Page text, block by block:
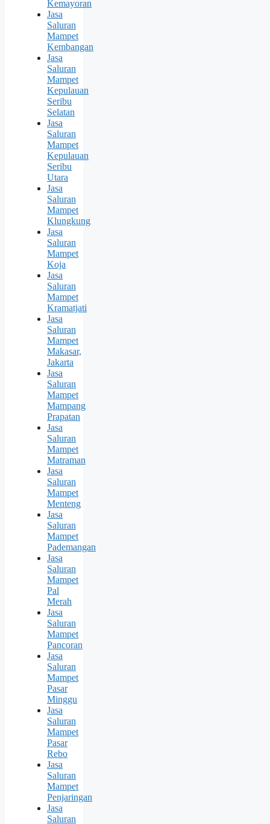
Kemayoran
Jasa
Saluran
Mampet
Kembangan
Jasa
Saluran
Mampet
Kepulauan
Seribu
Selatan
Jasa
Saluran
Mampet
Kepulauan
Seribu
Utara
Jasa
Saluran
Mampet
Klungkung
Jasa
Saluran
Mampet
Koja
Jasa
Saluran
Mampet
Kramatjati
Jasa
Saluran
Mampet
Makasar,
Jakarta
Jasa
Saluran
Mampet
Mampang
Prapatan
Jasa
Saluran
Mampet
Matraman
Jasa
Saluran
Mampet
Menteng
Jasa
Saluran
Mampet
Pademangan
Jasa
Saluran
Mampet
Pal
Merah
Jasa
Saluran
Mampet
Pancoran
Jasa
Saluran
Mampet
Pasar
Minggu
Jasa
Saluran
Mampet
Pasar
Rebo
Jasa
Saluran
Mampet
Penjaringan
Jasa
Saluran